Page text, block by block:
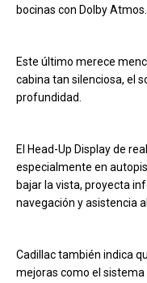
bocinas con Dolby Atmos.
Este último merece
cabina tan silenciosa, el
profundidad.
El Head-Up Display de
especialmente en
bajar la vista, proyecta
navegación y asistencia
Cadillac también indica
mejoras como el sistema